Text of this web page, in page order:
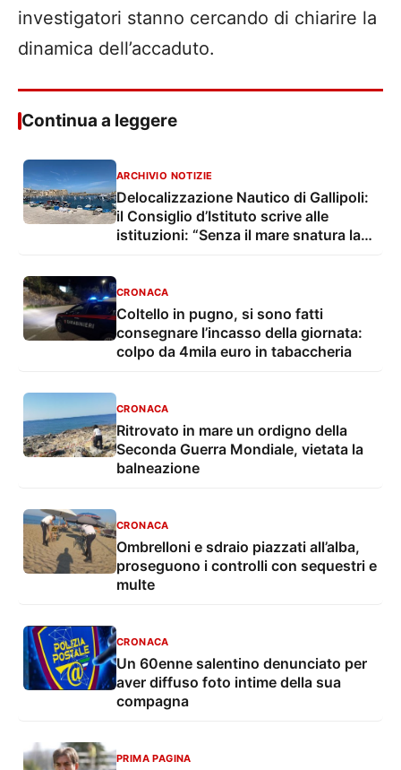
investigatori stanno cercando di chiarire la
dinamica dell’accaduto.
Continua a leggere
ARCHIVIO NOTIZIE
Delocalizzazione Nautico di Gallipoli:
il Consiglio d’Istituto scrive alle
istituzioni: “Senza il mare snatura la
CRONACA
Coltello in pugno, si sono fatti
consegnare l’incasso della giornata:
colpo da 4mila euro in tabaccheria
CRONACA
Ritrovato in mare un ordigno della
Seconda Guerra Mondiale, vietata la
balneazione
CRONACA
Ombrelloni e sdraio piazzati all’alba,
proseguono i controlli con sequestri e
multe
CRONACA
Un 60enne salentino denunciato per
aver diffuso foto intime della sua
compagna
PRIMA PAGINA